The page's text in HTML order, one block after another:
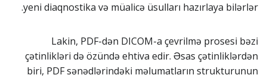
yeni diaqnostika və müalicə üsulları hazırlaya bilərlər.
Lakin, PDF-dən DICOM-a çevrilmə prosesi bəzi
çətinlikləri də özündə ehtiva edir. Əsas çətinliklərdən
biri, PDF sənədlərindəki məlumatların strukturunun